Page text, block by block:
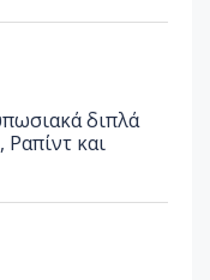
διπλά
Ραπίντ και